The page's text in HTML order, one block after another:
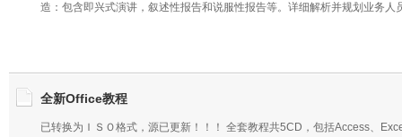
造：包含即兴式演讲，叙述性报告和说服性报告等。详细解析并规划业务人
全新Office教程
已转换为ＩＳＯ格式，源已更新！！！ 全套教程共5CD，包括Access、